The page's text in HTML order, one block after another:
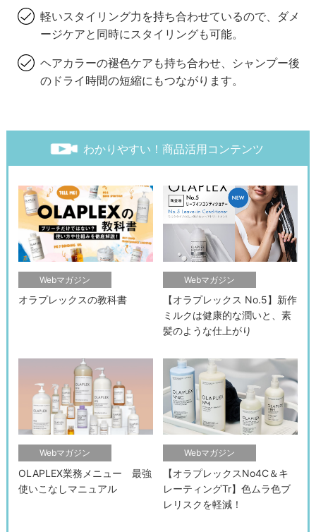
軽いスタイリング力を持ち合わせているので、ダメ
ージケアと同時にスタイリングも可能。
ヘアカラーの褪色ケアも持ち合わせ、シャンプー後
のドライ時間の短縮にもつながります。
わかりやすい！商品活用コンテンツ
Webマガジン
オラプレックスの教科書
Webマガジン
【オラプレックス No.5】新作
ミルクは健康的な潤いと、素
髪のような仕上がり
Webマガジン
OLAPLEX業務メニュー 最強
使いこなしマニュアル
Webマガジン
【オラプレックスNo4C＆キ
レーティングTr】色ムラ色ブ
レリスクを軽減！